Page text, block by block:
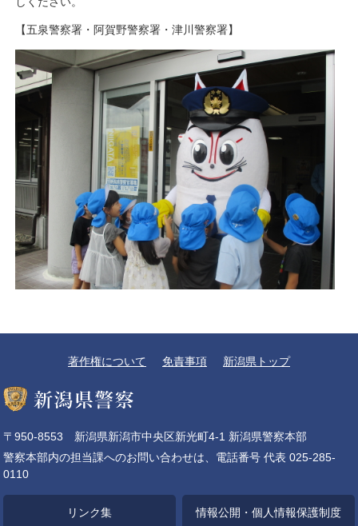
【五泉警察署・阿賀野警察署・津川警察署】
著作権について 免責事項 新潟県トップ
〒950-8553 新潟県新潟市中央区新光町4-1 新潟県警察本部
警察本部内の担当課へのお問い合わせは、電話番号 代表 025-285-
0110
リンク集 情報公開・個人情報保護制度